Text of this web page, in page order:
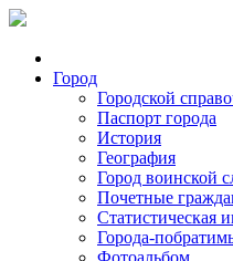
Город
Городской
Паспорт города
История
География
Город воинской
Почетные
Статистическая
Города-
Фотоальбом